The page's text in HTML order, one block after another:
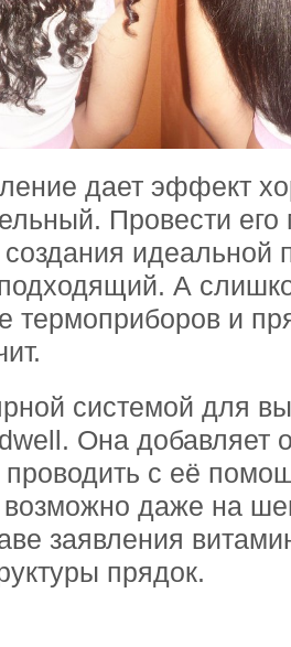
дает эффект
Провести
идеальной
А
термоприборов и
системой для
Она добавляет
с её
даже на
заявления
прядок.